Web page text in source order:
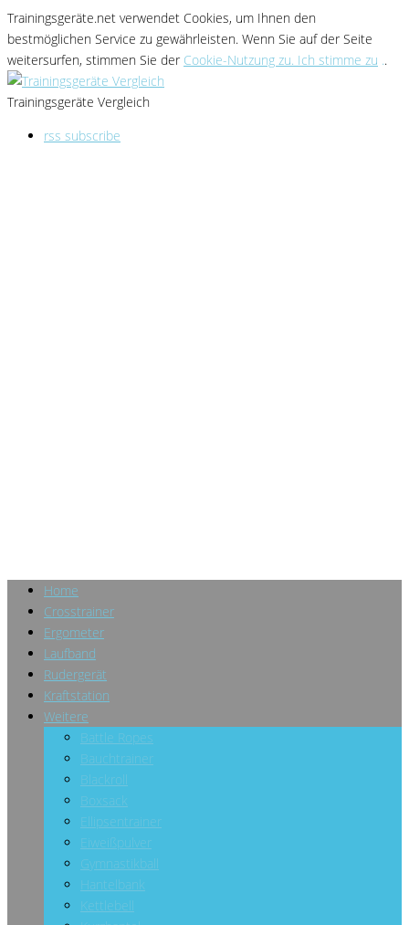
Trainingsgeräte.net verwendet Cookies, um Ihnen den
bestmöglichen Service zu gewährleisten. Wenn Sie auf der Seite
weitersurfen, stimmen Sie der Cookie-Nutzung zu. Ich stimme zu ..
Trainingsgeräte Vergleich
rss subscribe
Home
Crosstrainer
Ergometer
Laufband
Rudergerät
Kraftstation
Weitere
Battle Ropes
Bauchtrainer
Blackroll
Boxsack
Ellipsentrainer
Eiweißpulver
Gymnastikball
Hantelbank
Kettlebell